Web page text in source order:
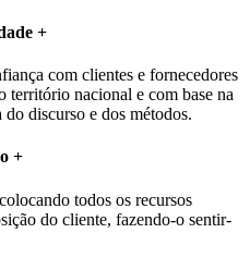
+
com clientes e fornecedores
território nacional e com base na
discurso e dos métodos.
+
todos os recursos
do cliente, fazendo-o sentir-